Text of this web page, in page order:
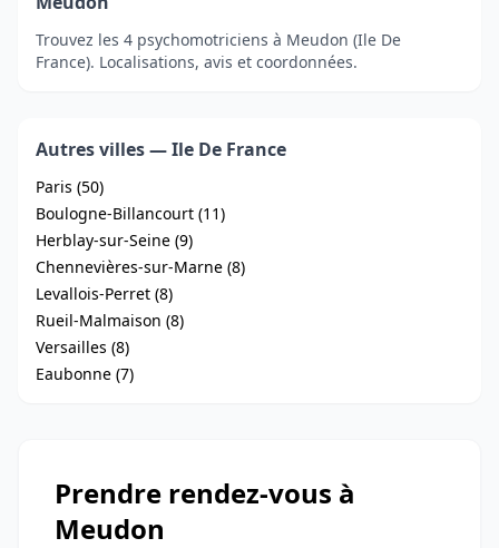
Trouvez les 4 psychomotriciens à Meudon (Ile De
France). Localisations, avis et coordonnées.
Autres villes — Ile De France
Paris (50)
Boulogne-Billancourt (11)
Herblay-sur-Seine (9)
Chennevières-sur-Marne (8)
Levallois-Perret (8)
Rueil-Malmaison (8)
Versailles (8)
Eaubonne (7)
Prendre rendez-vous à
Meudon